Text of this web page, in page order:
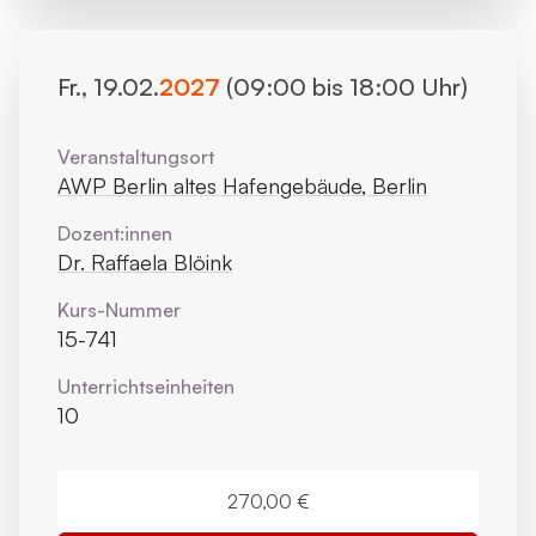
Fr., 19.02.2027 (09:00 bis 18:00 Uhr)
Veranstaltungsort
AWP Berlin altes Hafengebäude, Berlin
Dozent:innen
Dr. Raffaela Blöink
Kurs-Nummer
15-741
Unterrichts­einheiten
10
270,00 €